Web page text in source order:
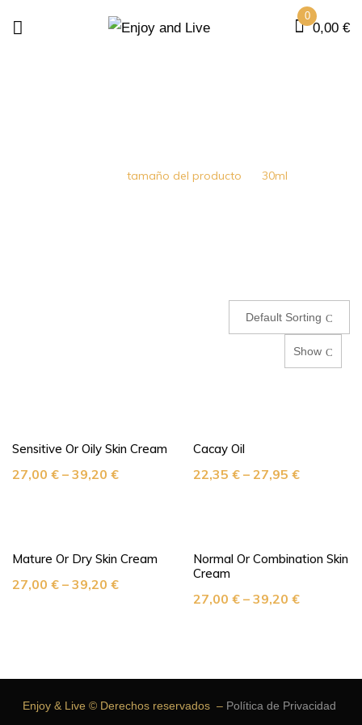
0
0,00 €
tamaño del producto 30ml
Default Sorting
Show
Sensitive Or Oily Skin Cream
27,00 € – 39,20 €
Cacay Oil
22,35 € – 27,95 €
Mature Or Dry Skin Cream
27,00 € – 39,20 €
Normal Or Combination Skin
Cream
27,00 € – 39,20 €
Enjoy & Live © Derechos reservados – Política de Privacidad